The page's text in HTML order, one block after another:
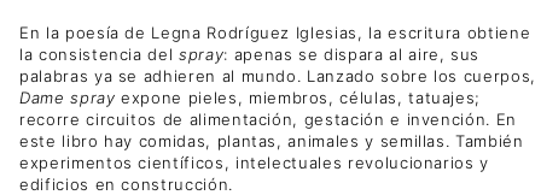
En la poesía de Legna Rodríguez Iglesias, la escritura obtiene
la consistencia delspray: apenas se dispara al aire, sus
palabras ya se adhieren al mundo. Lanzado sobre los cuerpos,
Dame spray expone pieles, miembros, células, tatuajes;
recorre circuitos de alimentación, gestación e invención. En
este libro hay comidas, plantas, animales y semillas. También
experimentos científicos, intelectuales revolucionarios y
edificios en construcción.